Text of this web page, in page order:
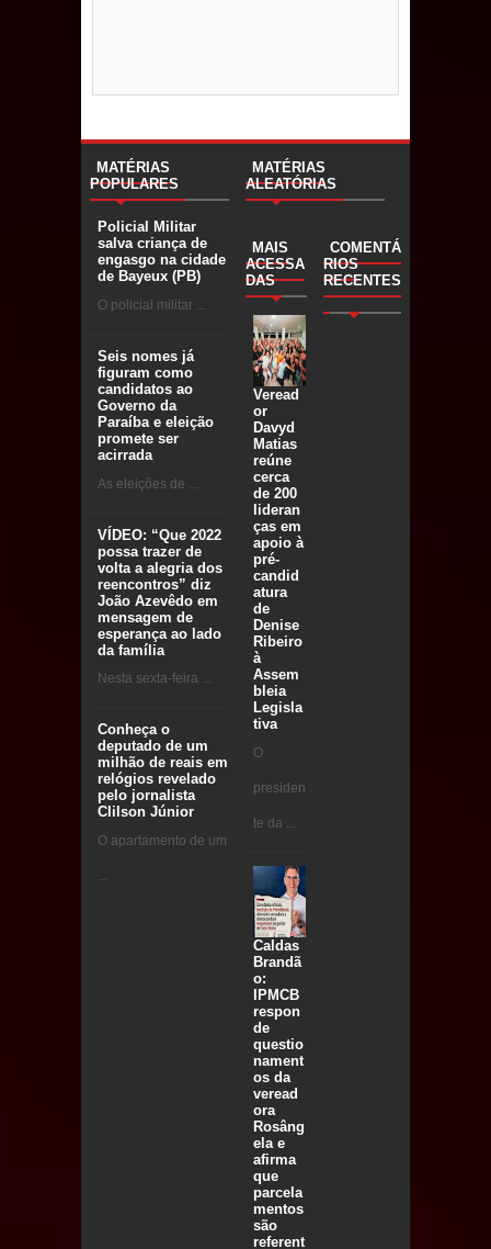
MATÉRIAS
POPULARES
Policial Militar
salva criança de
engasgo na cidade
de Bayeux (PB)
O policial militar ...
Seis nomes já
figuram como
candidatos ao
Governo da
Paraíba e eleição
promete ser
acirrada
As eleições de ...
VÍDEO: “Que 2022
possa trazer de
volta a alegria dos
reencontros” diz
João Azevêdo em
mensagem de
esperança ao lado
da família
Nesta sexta-feira ...
Conheça o
deputado de um
milhão de reais em
relógios revelado
pelo jornalista
Clilson Júnior
O apartamento de um
...
MATÉRIAS
ALEATÓRIAS
MAIS
ACESSA
DAS
Veread
or
Davyd
Matias
reúne
cerca
de 200
lideran
ças em
apoio à
pré-
candid
atura
de
Denise
Ribeiro
à
Assem
bleia
Legisla
tiva
O
presiden
te da ...
Caldas
Brandã
o:
IPMCB
respon
de
questio
nament
os da
veread
ora
Rosâng
ela e
afirma
que
parcela
mentos
são
referent
COMENTÁ
RIOS
RECENTES